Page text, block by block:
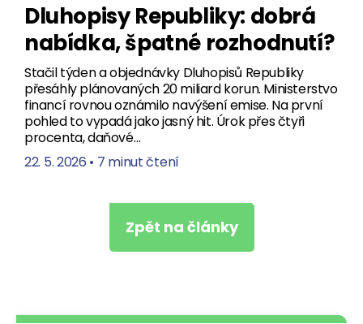
Dluhopisy Republiky: dobrá
nabídka, špatné rozhodnutí?
Stačil týden a objednávky Dluhopisů Republiky
přesáhly plánovaných 20 miliard korun. Ministerstvo
financí rovnou oznámilo navýšení emise. Na první
pohled to vypadá jako jasný hit. Úrok přes čtyři
procenta, daňové…
22. 5. 2026 • 7 minut čtení
Zpět na články